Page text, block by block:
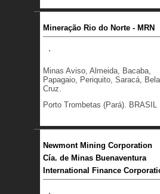
Mineração Rio do Norte - MRN
Minas Aviso, Almeida, Bacaba,
Papagaio, Periquito, Saracá, Bela
Cruz.
Porto Trombetas (Pará). BRASIL
Newmont Mining Corporation
Cía. de Minas Buenaventura
International Finance